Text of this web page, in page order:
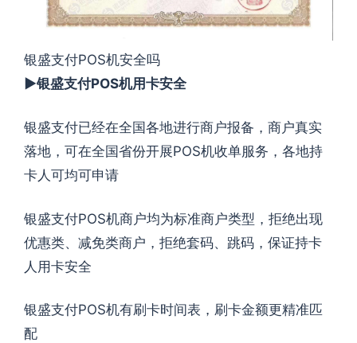
银盛支付POS机安全吗
►银盛支付POS机用卡安全
银盛支付已经在全国各地进行商户报备，商户真实
落地，可在全国省份开展POS机收单服务，各地持
卡人可均可申请
银盛支付POS机商户均为标准商户类型，拒绝出现
优惠类、减免类商户，拒绝套码、跳码，保证持卡
人用卡安全
银盛支付POS机有刷卡时间表，刷卡金额更精准匹
配